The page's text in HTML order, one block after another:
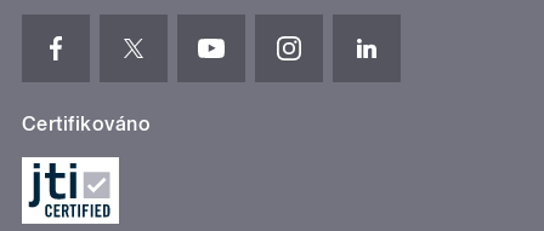
Certifikováno